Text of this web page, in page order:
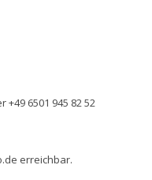
6501 945 82 52
erreichbar.